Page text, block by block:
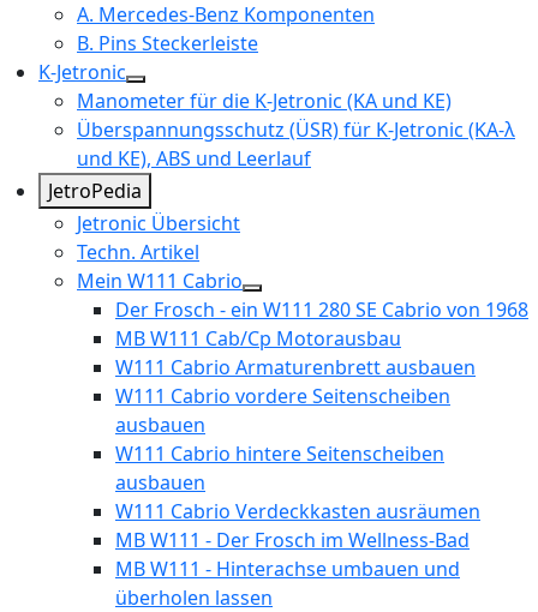
A. Mercedes-Benz Komponenten
B. Pins Steckerleiste
K-Jetronic
Manometer für die K-Jetronic (KA und KE)
Überspannungsschutz (ÜSR) für K-Jetronic (KA-λ
und KE), ABS und Leerlauf
JetroPedia
Jetronic Übersicht
Techn. Artikel
Mein W111 Cabrio
Der Frosch - ein W111 280 SE Cabrio von 1968
MB W111 Cab/Cp Motorausbau
W111 Cabrio Armaturenbrett ausbauen
W111 Cabrio vordere Seitenscheiben
ausbauen
W111 Cabrio hintere Seitenscheiben
ausbauen
W111 Cabrio Verdeckkasten ausräumen
MB W111 - Der Frosch im Wellness-Bad
MB W111 - Hinterachse umbauen und
überholen lassen